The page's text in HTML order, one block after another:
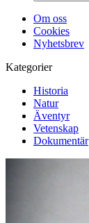
Om oss
Cookies
Nyhetsbrev
Kategorier
Historia
Natur
Äventyr
Vetenskap
Dokumentär